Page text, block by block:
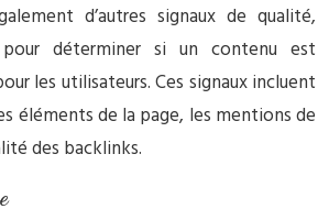
d’autres signaux de qualité,
déterminer si un contenu est
les utilisateurs. Ces signaux incluent
éléments de la page, les mentions de
des backlinks.